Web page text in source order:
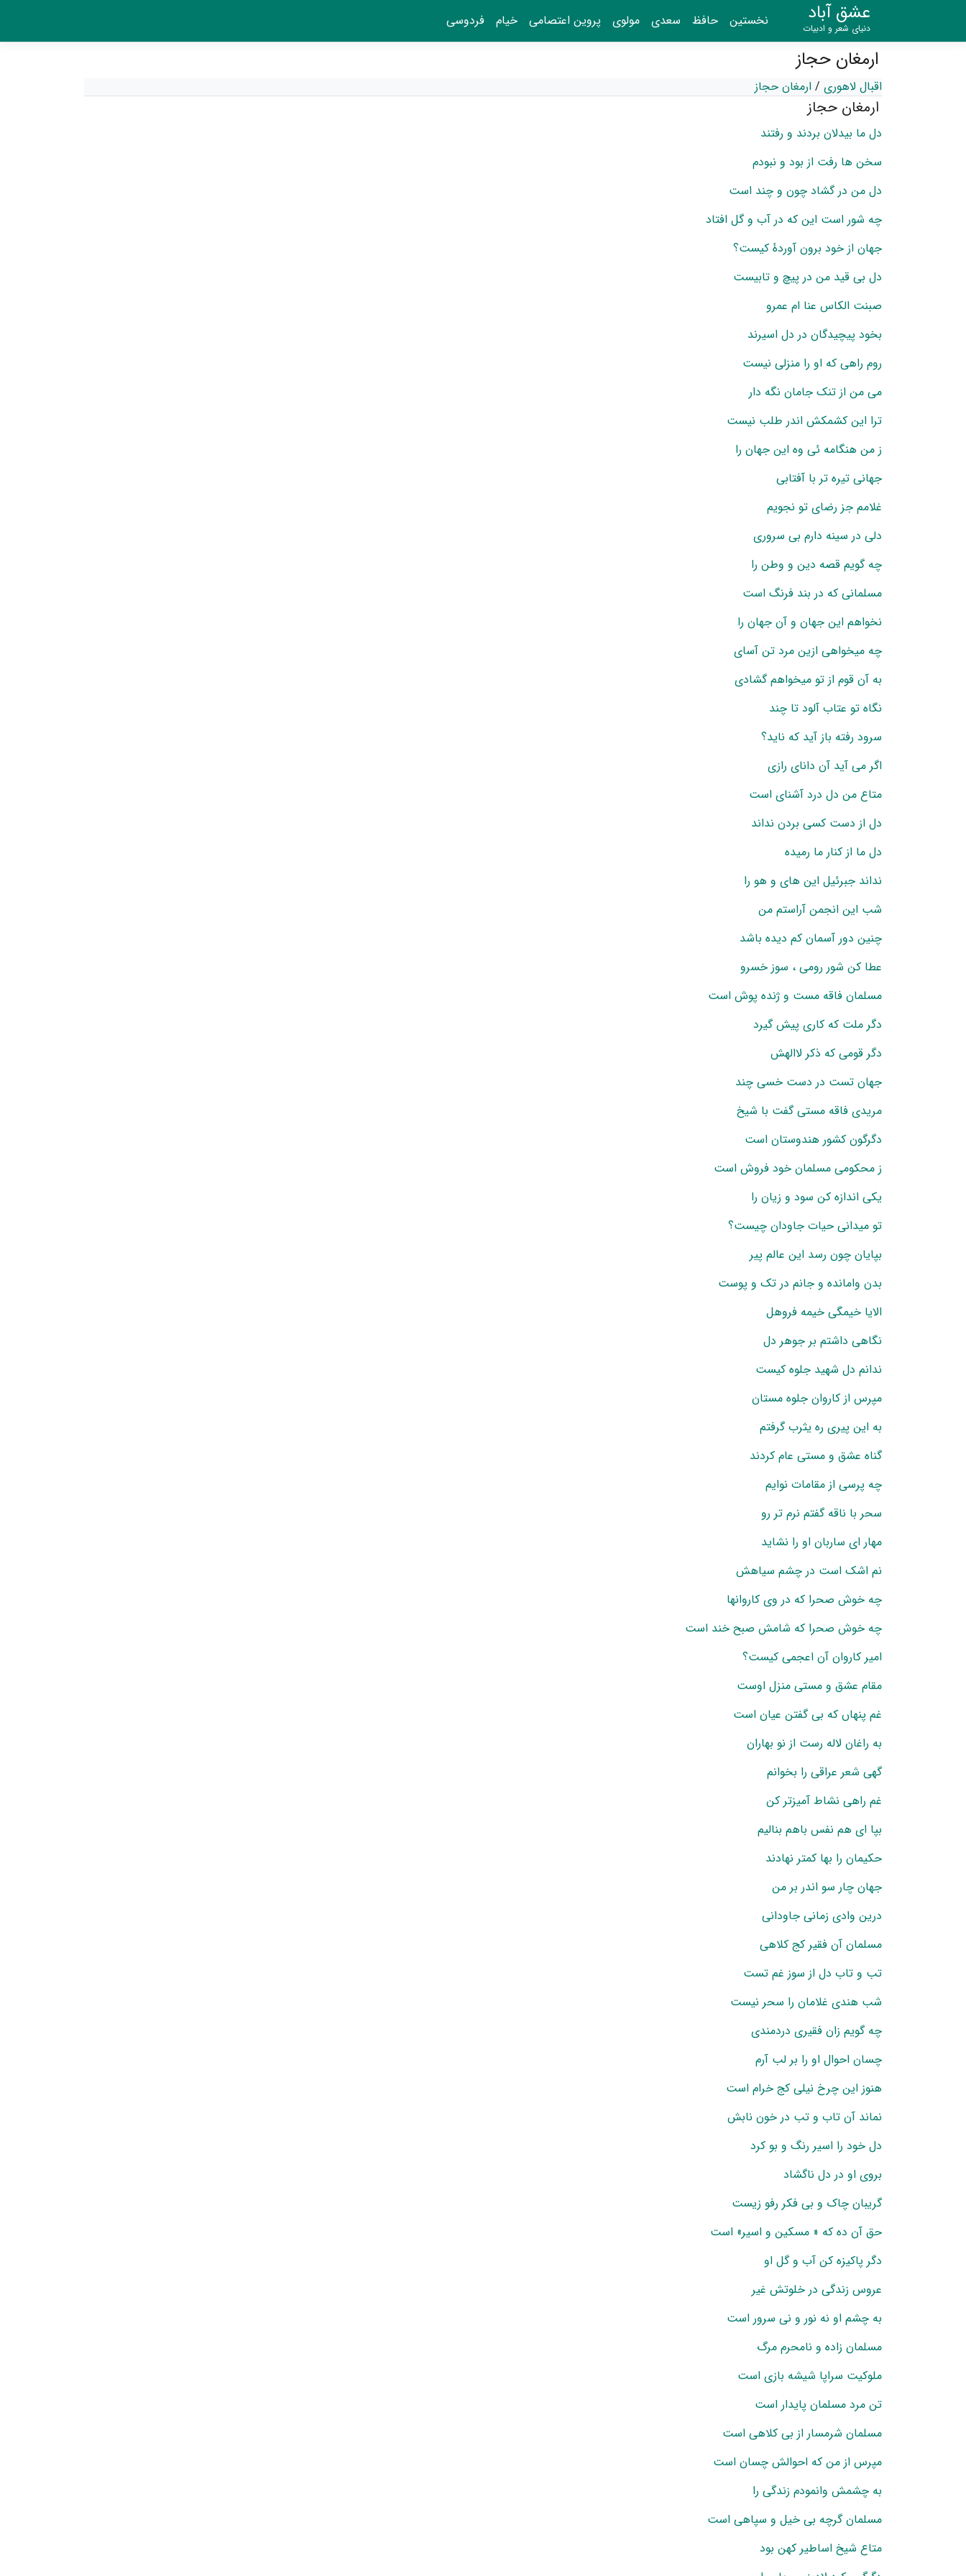
عشق آباد
دنیای شعر و ادبیات نخستین حافظ سعدی مولوی پروین اعتصامی خیام فردوسی
ارمغان حجاز
اقبال لاهوری / ارمغان حجاز
ارمغان حجاز
دل ما بیدلان بردند و رفتند
سخن ها رفت از بود و نبودم
دل من در گشاد چون و چند است
چه شور است این که در آب و گل افتاد
جهان از خود برون آوردهٔ کیست؟
دل بی قید من در پیچ و تابیست
صبنت الکاس عنا ام عمرو
بخود پیچیدگان در دل اسیرند
روم راهی که او را منزلی نیست
می من از تنک جامان نگه دار
ترا این کشمکش اندر طلب نیست
ز من هنگامه ئی وه این جهان را
جهانی تیره تر با آفتابی
غلامم جز رضای تو نجویم
دلی در سینه دارم بی سروری
چه گویم قصه دین و وطن را
مسلمانی که در بند فرنگ است
نخواهم این جهان و آن جهان را
چه میخواهی ازین مرد تن آسای
به آن قوم از تو میخواهم گشادی
نگاه تو عتاب آلود تا چند
سرود رفته باز آید که ناید؟
اگر می آید آن دانای رازی
متاع من دل درد آشنای است
دل از دست کسی بردن نداند
دل ما از کنار ما رمیده
نداند جبرئیل این های و هو را
شب این انجمن آراستم من
چنین دور آسمان کم دیده باشد
عطا کن شور رومی ، سوز خسرو
مسلمان فاقه مست و ژنده پوش است
دگر ملت که کاری پیش گیرد
دگر قومی که ذکر لاالهش
جهان تست در دست خسی چند
مریدی فاقه مستی گفت با شیخ
دگرگون کشور هندوستان است
ز محکومی مسلمان خود فروش است
یکی اندازه کن سود و زیان را
تو میدانی حیات جاودان چیست؟
بپایان چون رسد این عالم پیر
بدن وامانده و جانم در تک و پوست
الایا خیمگی خیمه فروهل
نگاهی داشتم بر جوهر دل
ندانم دل شهید جلوه کیست
مپرس از کاروان جلوه مستان
به این پیری ره یثرب گرفتم
گناه عشق و مستی عام کردند
چه پرسی از مقامات نوایم
سحر با ناقه گفتم نرم تر رو
مهار ای ساربان او را نشاید
نم اشک است در چشم سیاهش
چه خوش صحرا که در وی کاروانها
چه خوش صحرا که شامش صبح خند است
امیر کاروان آن اعجمی کیست؟
مقام عشق و مستی منزل اوست
غم پنهاں که بی گفتن عیان است
به راغان لاله رست از نو بهاران
گهی شعر عراقی را بخوانم
غم راهی نشاط آمیزتر کن
بپا ای هم نفس باهم بنالیم
حکیمان را بها کمتر نهادند
جهان چار سو اندر بر من
درین وادی زمانی جاودانی
مسلمان آن فقیر کج کلاهی
تب و تاب دل از سوز غم تست
شب هندی غلامان را سحر نیست
چه گویم زان فقیری دردمندی
چسان احوال او را بر لب آرم
هنوز این چرخ نیلی کج خرام است
نماند آن تاب و تب در خون نابش
دل خود را اسیر رنگ و بو کرد
بروی او در دل ناگشاد
گریبان چاک و بی فکر رفو زیست
حق آن ده که « مسکین و اسیر» است
دگر پاکیزه کن آب و گل او
عروس زندگی در خلوتش غیر
به چشم او نه نور و نی سرور است
مسلمان زاده و نامحرم مرگ
ملوکیت سراپا شیشه بازی است
تن مرد مسلمان پایدار است
مسلمان شرمسار از بی کلاهی است
مپرس از من که احوالش چسان است
به چشمش وانمودم زندگی را
مسلمان گرچه بی خیل و سپاهی است
متاع شیخ اساطیر کهن بود